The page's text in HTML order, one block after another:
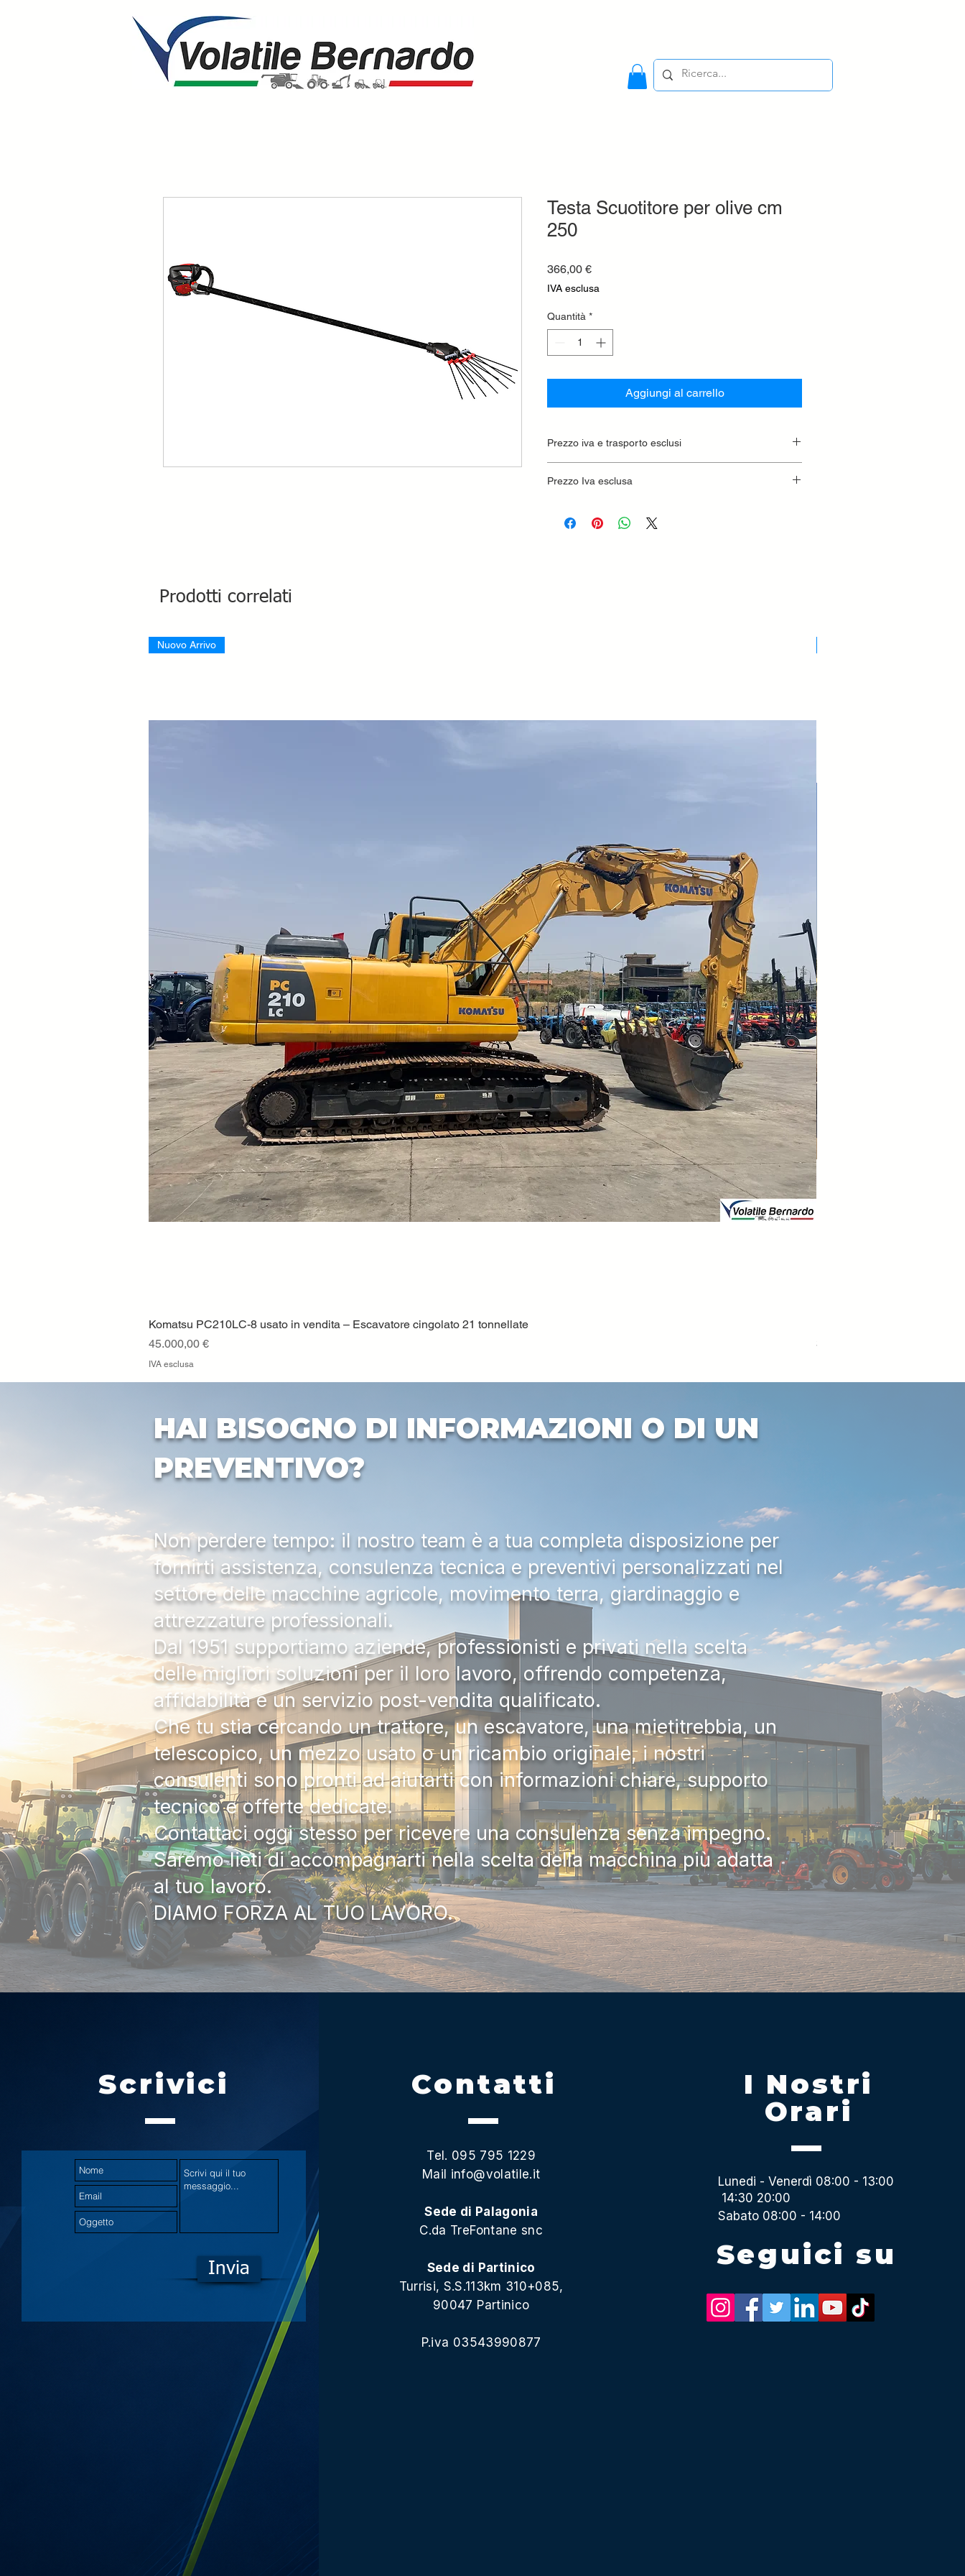
Testa Scuotitore per olive cm
250
366,00 €Prezzo
IVA esclusa
Quantità *
Aggiungi al carrello
Prezzo iva e trasporto esclusi
Prezzo Iva esclusa
Prodotti correlati
Vista rapida
Nuovo Arrivo
Komatsu PC210LC-8 usato in vendita – Escavatore cingolato 21 tonnellate
Prezzo
45.000,00 €
IVA esclusa
Prezzo
33.000,00 €
HAI BISOGNO DI INFORMAZIONI O DI UN
PREVENTIVO?
Non perdere tempo: il nostro team è a tua completa disposizione per
fornirti assistenza, consulenza tecnica e preventivi personalizzati nel
settore delle macchine agricole, movimento terra, giardinaggio e
attrezzature professionali.
Dal 1951 supportiamo aziende, professionisti e privati nella scelta
delle migliori soluzioni per il loro lavoro, offrendo competenza,
affidabilità e un servizio post-vendita qualificato.
Che tu stia cercando un trattore, un escavatore, una mietitrebbia, un
telescopico, un mezzo usato o un ricambio originale, i nostri
consulenti sono pronti ad aiutarti con informazioni chiare, supporto
tecnico e offerte dedicate.
Contattaci oggi stesso per ricevere una consulenza senza impegno.
Saremo lieti di accompagnarti nella scelta della macchina più adatta
al tuo lavoro.
DIAMO FORZA AL TUO LAVORO.
Scrivici
Invia
Contatti
Tel. 095 795 1229
Mail info@volatile.it
Sede di Palagonia
C.da TreFontane snc
Sede di Partinico
Turrisi, S.S.113km 310+085,
90047 Partinico
P.iva 03543990877
I Nostri
Orari
Lunedi - Venerdì 08:00 - 13:00
14:30 20:00
Sabato 08:00 - 14:00
Seguici su